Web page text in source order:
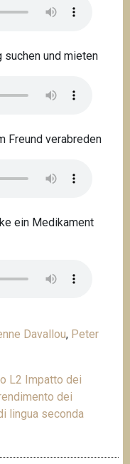
suchen und mieten
Freund verabreden
ein Medikament
Davallou, Peter
L2 Impatto dei
dei
lingua seconda